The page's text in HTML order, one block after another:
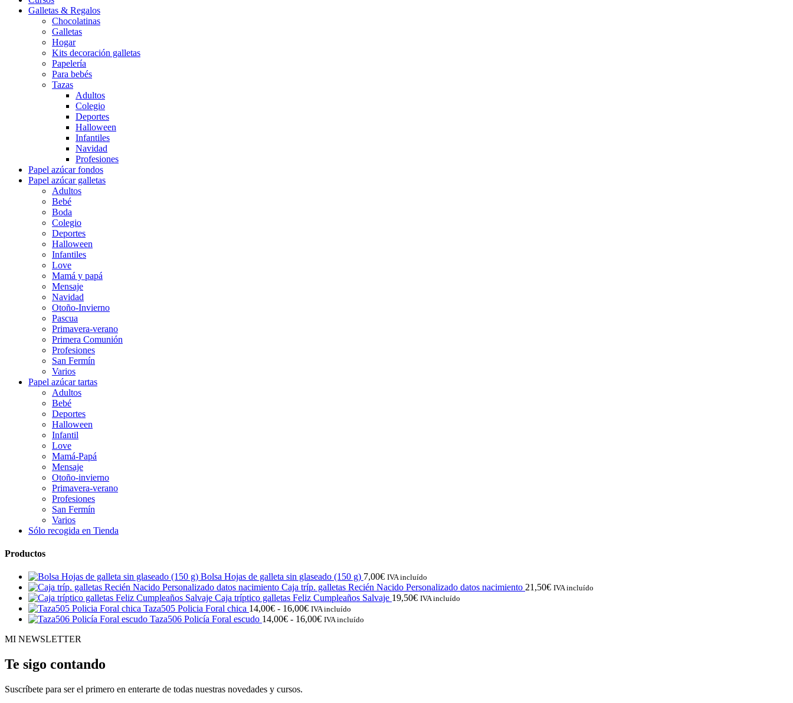
Galletas & Regalos
Chocolatinas
Galletas
Hogar
Kits decoración galletas
Papelería
Para bebés
Tazas
Adultos
Colegio
Deportes
Halloween
Infantiles
Navidad
Profesiones
Papel azúcar fondos
Papel azúcar galletas
Adultos
Bebé
Boda
Colegio
Deportes
Halloween
Infantiles
Love
Mamá y papá
Mensaje
Navidad
Otoño-Invierno
Pascua
Primavera-verano
Primera Comunión
Profesiones
San Fermín
Varios
Papel azúcar tartas
Adultos
Bebé
Deportes
Halloween
Infantil
Love
Mamá-Papá
Mensaje
Otoño-invierno
Primavera-verano
Profesiones
San Fermín
Varios
Sólo recogida en Tienda
Productos
Bolsa Hojas de galleta sin glaseado (150 g) 7,00€ IVA incluído
Caja tríp. galletas Recién Nacido Personalizado datos nacimiento 21,50€ IVA incluído
Caja tríptico galletas Feliz Cumpleaños Salvaje 19,50€ IVA incluído
Taza505 Policia Foral chica 14,00€ - 16,00€Rango
de
IVA incluído
Taza506 Policía Foral escudo 14,00€ - 16,00€Rango
IVA incluído
MI NEWSLETTER
Te sigo contando
Suscríbete para ser el primero en enterarte de todas nuestras novedades y cursos.